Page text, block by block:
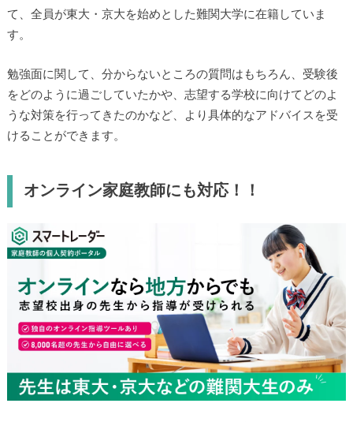
て、全員が東大・京大を始めとした難関大学に在籍していま
す。
勉強面に関して、分からないところの質問はもちろん、受験後
をどのように過ごしていたかや、志望する学校に向けてどのよ
うな対策を行ってきたのかなど、より具体的なアドバイスを受
けることができます。
オンライン家庭教師にも対応！！